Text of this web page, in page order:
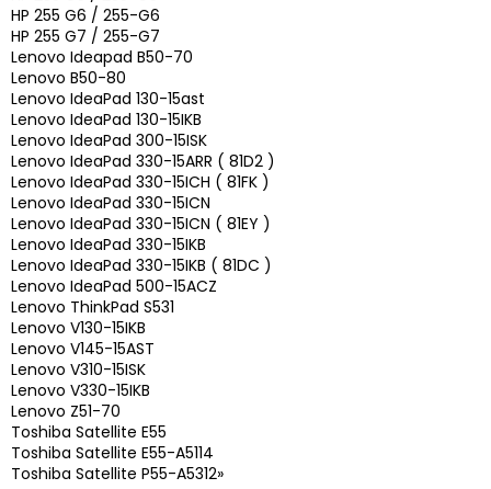
HP 255 G6 / 255-G6
HP 255 G7 / 255-G7
Lenovo Ideapad B50-70
Lenovo B50-80
Lenovo IdeaPad 130-15ast
Lenovo IdeaPad 130-15IKB
Lenovo IdeaPad 300-15ISK
Lenovo IdeaPad 330-15ARR ( 81D2 )
Lenovo IdeaPad 330-15ICH ( 81FK )
Lenovo IdeaPad 330-15ICN
Lenovo IdeaPad 330-15ICN ( 81EY )
Lenovo IdeaPad 330-15IKB
Lenovo IdeaPad 330-15IKB ( 81DC )
Lenovo IdeaPad 500-15ACZ
Lenovo ThinkPad S531
Lenovo V130-15IKB
Lenovo V145-15AST
Lenovo V310-15ISK
Lenovo V330-15IKB
Lenovo Z51-70
Toshiba Satellite E55
Toshiba Satellite E55-A5114
Toshiba Satellite P55-A5312»